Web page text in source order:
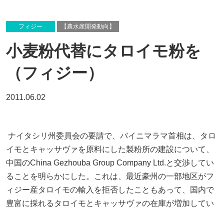
フィジー 【農水産開発動向】
小麦粉代替にタロイモ粉を
（フィジー）
2011.06.02
ナイタシリ州委員会の要請で、バイニマラマ首相は、タロ
イモとキャッサヴァを原料にした製粉所の建設について、
中国のChina Gezhouba Group Company Ltd.と交渉してい
ることを明らかにした。これは、最近豪州の一部地区がフ
ィジー産タロイモの輸入を拒否したこともあって、国内で
豊富に採れるタロイモとキャッサヴァの在庫が増加してい